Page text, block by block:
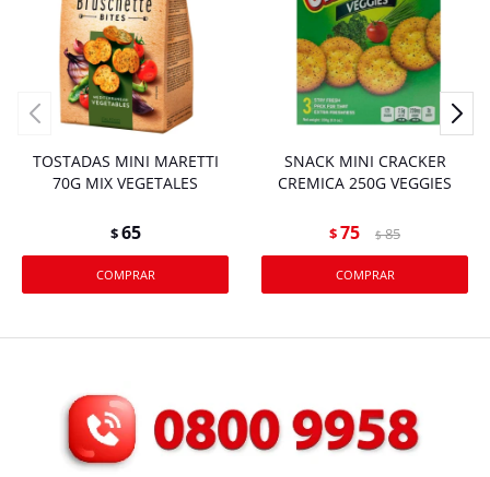
TOSTADAS MINI MARETTI
70G MIX VEGETALES
$65
SNACK MINI CRACKER
CREMICA 250G VEGGIES
$75 $ 85